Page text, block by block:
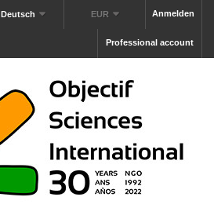
Anmelden
EUR
Deutsch
Professional account